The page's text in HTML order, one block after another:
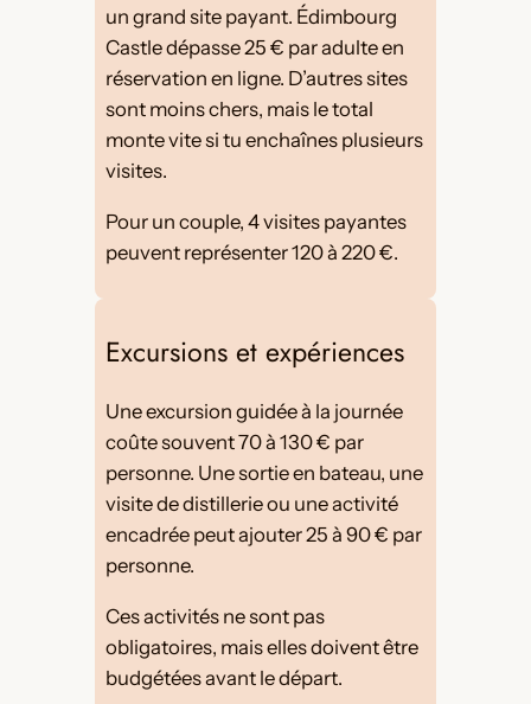
un grand site payant. Édimbourg
Castle dépasse 25 € par adulte en
réservation en ligne. D’autres sites
sont moins chers, mais le total
monte vite si tu enchaînes plusieurs
visites.
Pour un couple, 4 visites payantes
peuvent représenter 120 à 220 €.
Excursions et expériences
Une excursion guidée à la journée
coûte souvent 70 à 130 € par
personne. Une sortie en bateau, une
visite de distillerie ou une activité
encadrée peut ajouter 25 à 90 € par
personne.
Ces activités ne sont pas
obligatoires, mais elles doivent être
budgétées avant le départ.